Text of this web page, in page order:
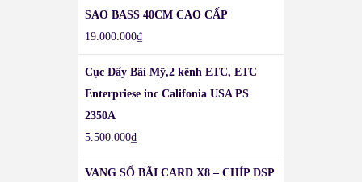
SAO BASS 40CM CAO CẤP
19.000.000₫
Cục Đẩy Bãi Mỹ,2 kênh ETC, ETC
Enterpriese inc Califonia USA PS
2350A
5.500.000₫
VANG SỐ BÃI CARD X8 – CHÍP DSP